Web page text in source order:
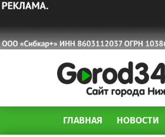
ГЛАВНАЯ НОВОСТИ